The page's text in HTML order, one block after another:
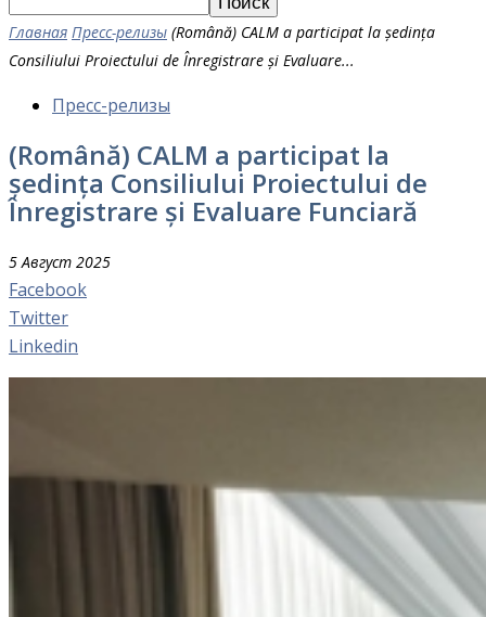
Главная Пресс-релизы (Română) CALM a participat la ședința
Consiliului Proiectului de Înregistrare și Evaluare...
Пресс-релизы
(Română) CALM a participat la
ședința Consiliului Proiectului de
Înregistrare și Evaluare Funciară
5 Август 2025
Facebook
Twitter
Linkedin